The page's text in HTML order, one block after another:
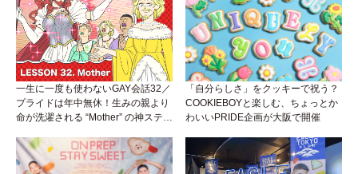
一生に一度も使わないGAY会話32／
プライドは年中無休！生みの親より
命が洗濯される “Mother” の神ステー
「自分らしさ」をクッキーで祝う？
COOKIEBOYと楽しむ、ちょっとか
わいいPRIDE企画が大阪で開催